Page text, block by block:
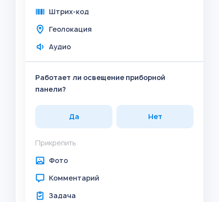
Штрих-код
Геолокация
Аудио
Работает ли освещение приборной
панели?
Да Нет
Прикрепить
Фото
Комментарий
Задача